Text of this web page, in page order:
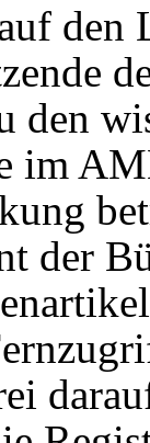
im
der